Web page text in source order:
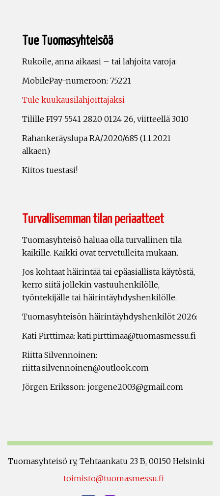
Tue Tuomasyhteisöä
Rukoile, anna aikaasi – tai lahjoita varoja:
MobilePay-numeroon: 75221
Tule kuukausilahjoittajaksi
Tilille FI97 5541 2820 0124 26, viitteellä 3010
Rahankeräyslupa RA/2020/685 (1.1.2021
alkaen)
Kiitos tuestasi!
Turvallisemman tilan periaatteet
Tuomasyhteisö haluaa olla turvallinen tila
kaikille. Kaikki ovat tervetulleita mukaan.
Jos kohtaat häirintää tai epäasiallista käytöstä,
kerro siitä jollekin vastuuhenkilölle,
työntekijälle tai häirintäyhdyshenkilölle.
Tuomasyhteisön häirintäyhdyshenkilöt 2026:
Kati Pirttimaa: kati.pirttimaa@tuomasmessu.fi
Riitta Silvennoinen:
riitta.silvennoinen@outlook.com
Jörgen Eriksson: jorgene2003@gmail.com
Tuomasyhteisö ry, Tehtaankatu 23 B, 00150 Helsinki
toimisto@tuomasmessu.fi